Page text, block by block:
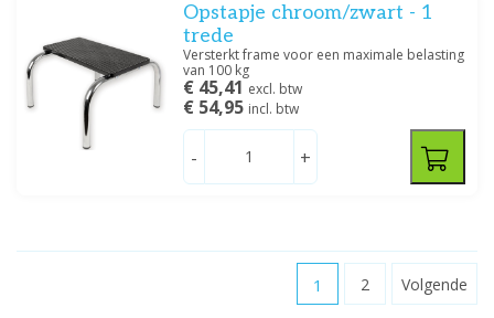
Opstapje chroom/zwart - 1
trede
Versterkt frame voor een maximale belasting
van 100 kg
€ 45,41 excl. btw
€ 54,95 incl. btw
- +
1 2 Volgende